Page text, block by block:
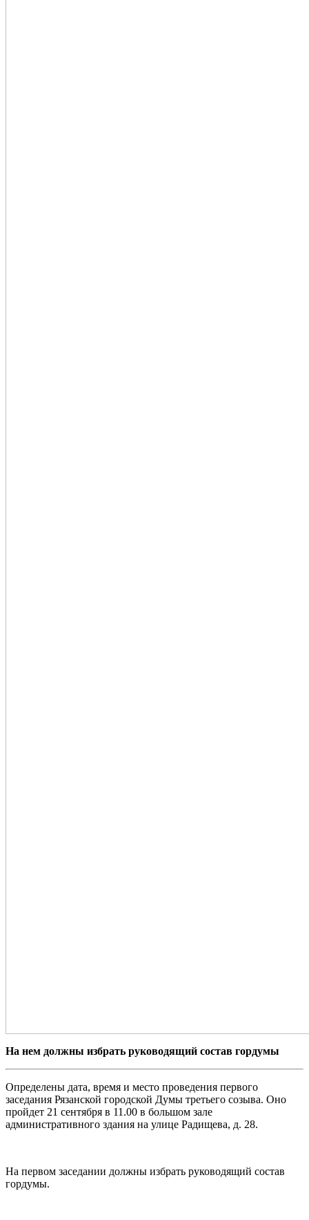
На нем должны избрать руководящий состав гордумы
Определены дата, время и место проведения первого
заседания Рязанской городской Думы третьего созыва. Оно
пройдет 21 сентября в 11.00 в большом зале
административного здания на улице Радищева, д. 28.
На первом заседании должны избрать руководящий состав
гордумы.